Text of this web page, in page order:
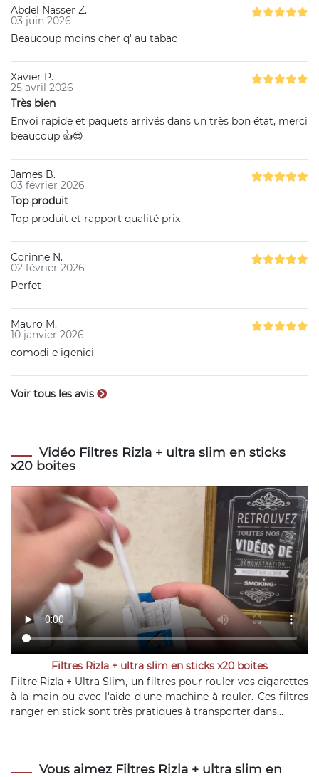
Abdel Nasser Z.
03 juin 2026
Beaucoup moins cher q' au tabac
Xavier P.
25 avril 2026
Très bien
Envoi rapide et paquets arrivés dans un très bon état, merci
beaucoup 👍😍
James B.
03 février 2026
Top produit
Top produit et rapport qualité prix
Corinne N.
02 février 2026
Perfet
Mauro M.
10 janvier 2026
comodi e igenici
Voir tous les avis
Vidéo Filtres Rizla + ultra slim en sticks
x20 boites
Filtres Rizla + ultra slim en sticks x20 boites
Filtre Rizla + Ultra Slim, un filtres pour rouler vos cigarettes
à la main ou avec l'aide d'une machine à rouler. Ces filtres
ranger en stick sont très pratiques à transporter dans...
Vous aimez Filtres Rizla + ultra slim en